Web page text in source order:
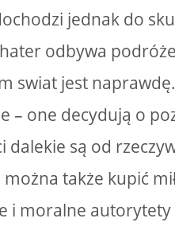
jednak do
odbywa
swiat jest
– one decydują o
są od
także kupić
i moralne